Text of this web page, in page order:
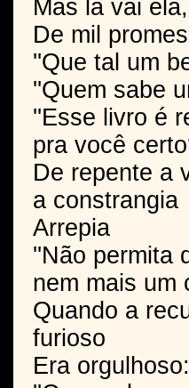
Mas lá vai
De mil
''Que tal um
''Quem sabe
''Esse livro é
pra você
De repente a
a constrangia
Arrepia
''Não permita
nem mais um
Quando a
furioso
Era orgulhoso: